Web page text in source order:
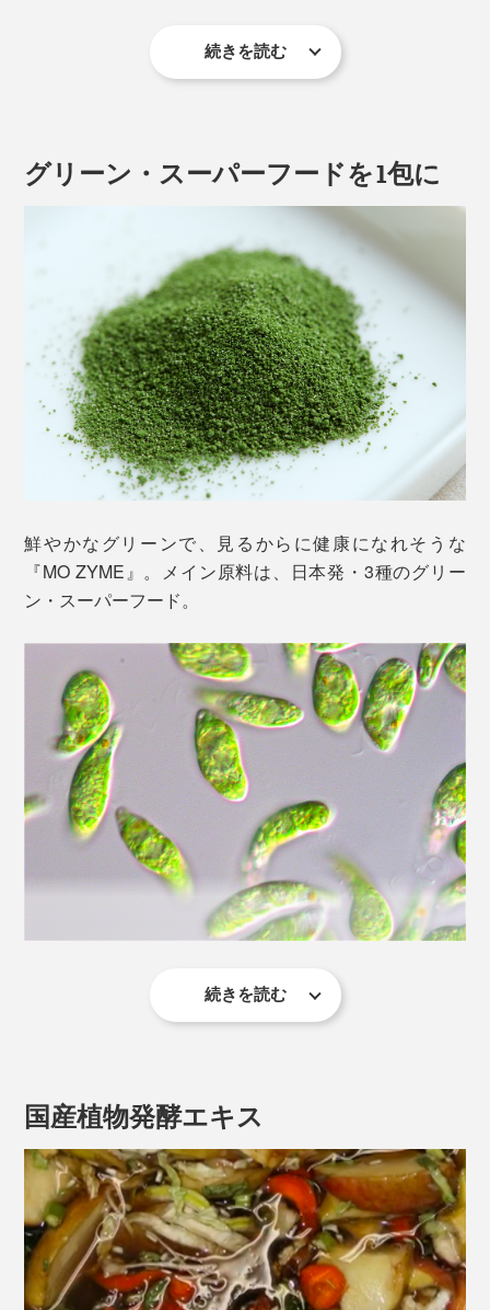
だからといって、いきなりストイックな健康習慣は続か
い。
どの微細な栄養素のチームワーク。バランスが取れてい
ることの大切さは、「桶の理論
（※）」で説明されます。
※19世紀のドイツの化学者ユストゥス・フォン・リービッヒが提唱した「リービッ
ヒの最小律」が出典
桶の板＝各栄養
にたとえて考えると、桶の水位は一番短い板の高さまで
しか貯まりません。
つまり、栄養素のどれか1つが不足していると、栄養素
の働き全体が、そこに制限されるという考え方。
そこで、世界的に注目を集めているのが、多種多様な栄
続きを読む
グリーン・スーパーフードを1包に
鮮やかなグリーンで、見るからに健康になれそうな
『MO ZYME』。メイン原料は、日本発・3種のグリー
ン・スーパーフード。
「ユーグレナ」は植物と動物の両方の性質を併せ持つ、
「植物」の栄養と「動物」の栄養、計59種類をバランス
よく摂取でき、細胞壁がないことで栄養吸収率が高いの
が特徴。
続きを読む
国産植物発酵エキス